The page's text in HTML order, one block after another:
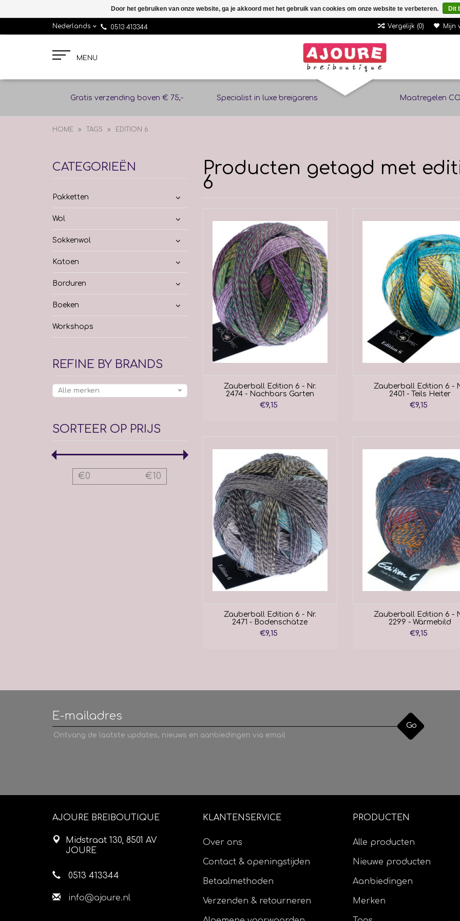
Nederlands 0513 413344 Vergelijk (0) Mijn
MENU
Gratis verzending boven € 75,- Specialist in luxe breigarens Maatregelen
HOME TAGS EDITION 6
CATEGORIEËN
Pakketten
Wol
Sokkenwol
Katoen
Borduren
Boeken
Workshops
REFINE BY BRANDS
Alle merken
SORTEER OP PRIJS
€0 €10
Producten getagd met
6
Zauberball Edition 6 - Nr.
2474 - Nachbars Garten
€9,15
Zauberball Edition 6 -
2401 - Teils Heiter
€9,15
Zauberball Edition 6 - Nr.
2471 - Bodenschätze
€9,15
Zauberball Edition 6 -
2299 - Wärmebild
€9,15
Go
Ontvang de laatste updates, nieuws en aanbiedingen via email
AJOURE BREIBOUTIQUE
Midstraat 130, 8501 AV
JOURE
0513 413344
info@ajoure.nl
KLANTENSERVICE
Over ons
Contact & openingstijden
Betaalmethoden
Verzenden & retourneren
PRODUCTEN
Alle producten
Nieuwe producten
Aanbiedingen
Merken
Door het gebruiken van onze website, ga je akkoord met het gebruik van cookies om onze website te verbeteren. Dit